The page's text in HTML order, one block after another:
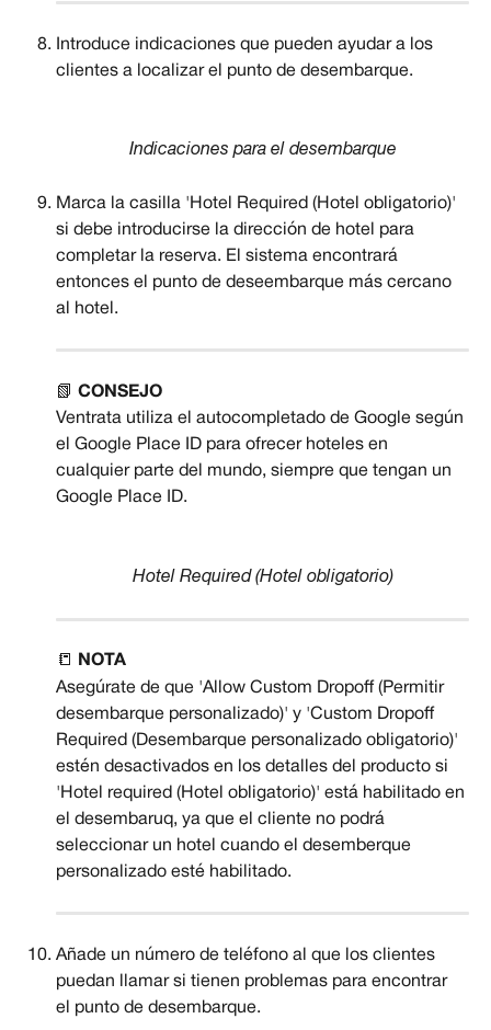
Introduce indicaciones que pueden ayudar a los
clientes a localizar el punto de desembarque.
Indicaciones para el desembarque
Marca la casilla 'Hotel Required (Hotel obligatorio)'
si debe introducirse la dirección de hotel para
completar la reserva. El sistema encontrará
entonces el punto de deseembarque más cercano
al hotel.
📗 CONSEJO
Ventrata utiliza el autocompletado de Google según
el Google Place ID para ofrecer hoteles en
cualquier parte del mundo, siempre que tengan un
Google Place ID.
Hotel Required (Hotel obligatorio)
📒
NOTA
Asegúrate de que 'Allow Custom Dropoff (Permitir
desembarque personalizado)' y 'Custom Dropoff
Required (Desembarque personalizado obligatorio)'
estén desactivados en los detalles del producto si
'Hotel required (Hotel obligatorio)' está habilitado en
el desembaruq, ya que el cliente no podrá
seleccionar un hotel cuando el desemberque
personalizado esté habilitado.
Añade un número de teléfono al que los clientes
puedan llamar si tienen problemas para encontrar
el punto de desembarque.